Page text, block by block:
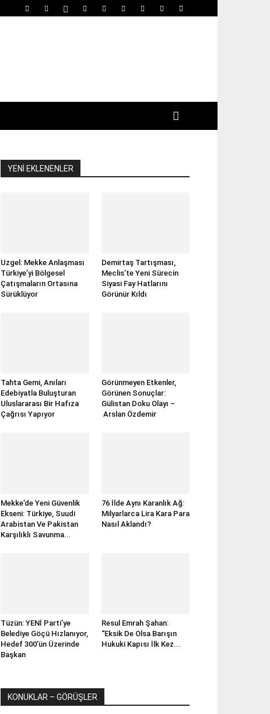
YENİ EKLENENLER
Uzgel: Mekke Anlaşması
Türkiye’yi Bölgesel
Çatışmaların Ortasına
Sürüklüyor
Demirtaş Tartışması,
Meclis’te Yeni Sürecin
Siyasi Fay Hatlarını
Görünür Kıldı
Tahta Gemi, Anıları
Edebiyatla Buluşturan
Uluslararası Bir Hafıza
Çağrısı Yapıyor
Görünmeyen Etkenler,
Görünen Sonuçlar:
Gülistan Doku Olayı –
Arslan Özdemir
Mekke’de Yeni Güvenlik
Ekseni: Türkiye, Suudi
Arabistan Ve Pakistan
Karşılıklı Savunma...
76 İlde Aynı Karanlık Ağ:
Milyarlarca Lira Kara Para
Nasıl Aklandı?
Tüzün: YENİ Parti’ye
Belediye Göçü Hızlanıyor,
Hedef 300’ün Üzerinde
Başkan
Resul Emrah Şahan:
“Eksik De Olsa Barışın
Hukuki Kapısı İlk Kez...
KONUKLAR – GÖRÜŞLER